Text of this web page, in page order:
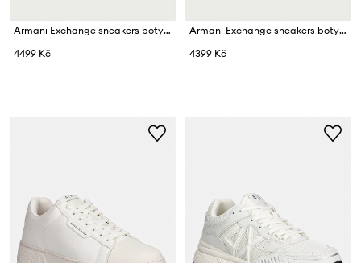
Armani Exchange sneakers boty pánské
4499 Kč
Armani Exchange sneakers boty pánské
4399 Kč